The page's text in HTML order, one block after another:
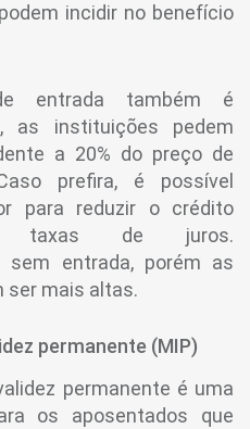
incidir no benefício
entrada também é
as instituições pedem
a 20% do preço de
prefira, é possível
para reduzir o crédito
taxas de juros.
sem entrada, porém as
ser mais altas.
permanente (MIP)
permanente é uma
os aposentados que